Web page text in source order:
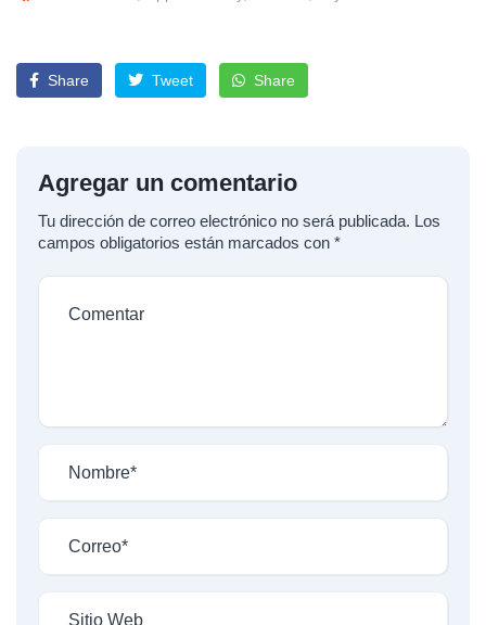
Share Tweet Share
Agregar un comentario
Tu dirección de correo electrónico no será publicada. Los
campos obligatorios están marcados con *